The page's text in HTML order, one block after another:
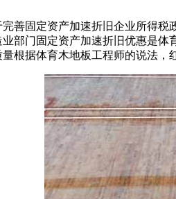
固定资产加速折旧企业所得税
部门固定资产加速折旧优惠是
根据体育木地板工程师的说法